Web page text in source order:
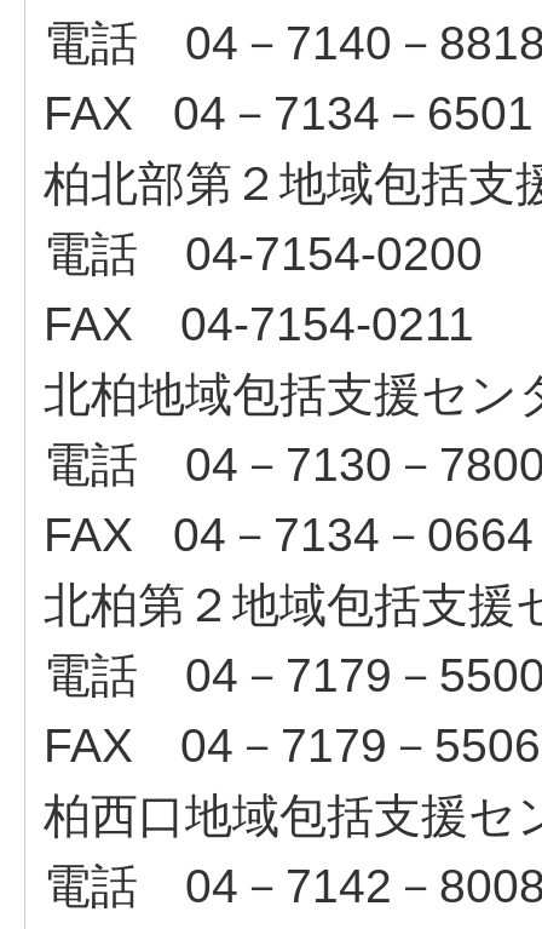
電話 04－7140－
FAX 04－7134－
柏北部第２地域包括支
電話 04-7154-0200
FAX 04-7154-0211
北柏地域包括支援セン
電話 04－7130－
FAX 04－7134－0664
北柏第２地域包括支援
電話 04－7179－
FAX 04－7179－5506
柏西口地域包括支援セ
電話 04－7142－